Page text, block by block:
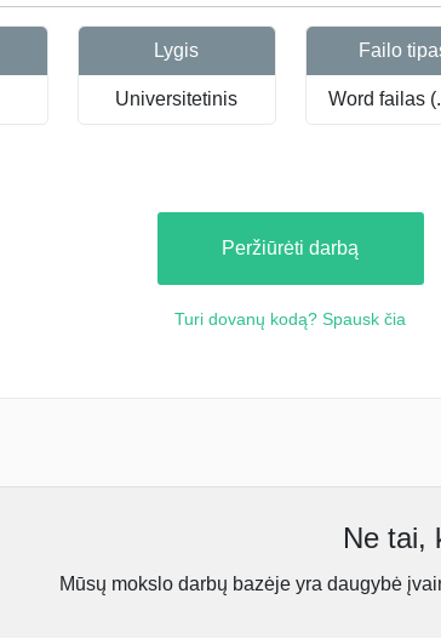
Lygis
Universitetinis
Failo
Word failas
Peržiūrėti darbą
Turi dovanų kodą? Spausk čia
Ne tai,
Mūsų mokslo darbų bazėje yra daugybė